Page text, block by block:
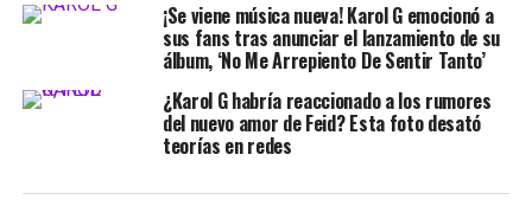
¡Se viene música nueva! Karol G emocionó a
sus fans tras anunciar el lanzamiento de su
álbum, ‘No Me Arrepiento De Sentir Tanto’
¿Karol G habría reaccionado a los rumores
del nuevo amor de Feid? Esta foto desató
teorías en redes